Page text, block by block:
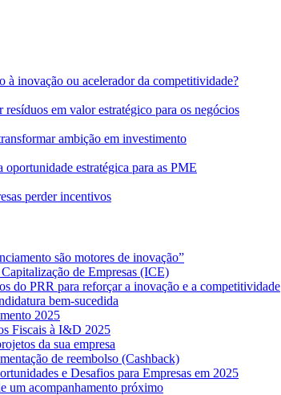
à inovação ou acelerador da competitividade?
em valor estratégico para os negócios
ambição em investimento
estratégica para as PME
perder incentivos
são motores de inovação”
de Empresas (ICE)
do PRR para reforçar a inovação e a competitividade
bem-sucedida
2025
Fiscais à I&D 2025
da sua empresa
de reembolso (Cashback)
e Desafios para Empresas em 2025
um acompanhamento próximo